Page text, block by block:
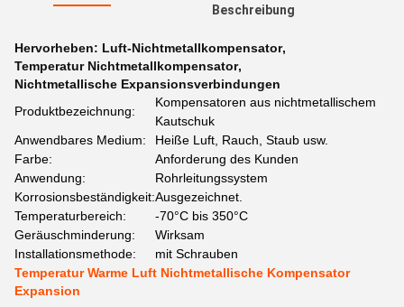
Beschreibung
Hervorheben: Luft-Nichtmetallkompensator,
Temperatur Nichtmetallkompensator,
Nichtmetallische Expansionsverbindungen
Produktbezeichnung:
Kompensatoren aus nichtmetallischem
Kautschuk
Anwendbares Medium:
Heiße Luft, Rauch, Staub usw.
Farbe:
Anforderung des Kunden
Anwendung:
Rohrleitungssystem
Korrosionsbeständigkeit:Ausgezeichnet.
Temperaturbereich:
-70°C bis 350°C
Geräuschminderung:
Wirksam
Installationsmethode:
mit Schrauben
Temperatur Warme Luft Nichtmetallische Kompensator
Expansion